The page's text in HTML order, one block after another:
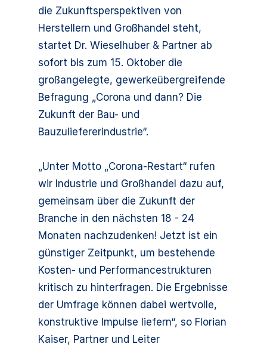
die Zukunftsperspektiven von
Herstellern und Großhandel steht,
startet Dr. Wieselhuber & Partner ab
sofort bis zum 15. Oktober die
großangelegte, gewerkeübergreifende
Befragung „Corona und dann? Die
Zukunft der Bau- und
Bauzuliefererindustrie“.
„Unter Motto „Corona-Restart“ rufen
wir Industrie und Großhandel dazu auf,
gemeinsam über die Zukunft der
Branche in den nächsten 18 - 24
Monaten nachzudenken! Jetzt ist ein
günstiger Zeitpunkt, um bestehende
Kosten- und Performancestrukturen
kritisch zu hinterfragen. Die Ergebnisse
der Umfrage können dabei wertvolle,
konstruktive Impulse liefern“, so Florian
Kaiser, Partner und Leiter